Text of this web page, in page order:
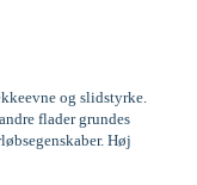
og slidstyrke.
flader grundes
Høj